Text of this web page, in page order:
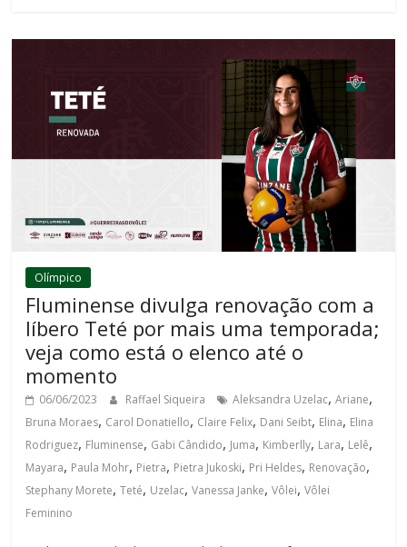
Olímpico
Fluminense divulga renovação com a
líbero Teté por mais uma temporada;
veja como está o elenco até o
momento
06/06/2023 Raffael Siqueira Aleksandra Uzelac,Ariane,
Bruna Moraes, Carol Donatiello, Claire Felix, Dani Seibt, Elina, Elina
Rodriguez, Fluminense, Gabi Cândido, Juma, Kimberlly, Lara, Lelê,
Mayara, Paula Mohr, Pietra, Pietra Jukoski, Pri Heldes, Renovação,
Stephany Morete,Teté, Uzelac,Vanessa Janke,Vôlei,Vôlei
Feminino